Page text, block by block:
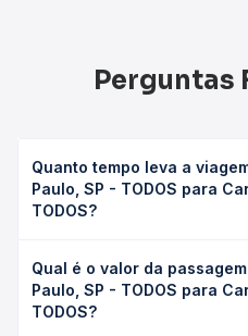
Perguntas
Quanto tempo leva a
Paulo, SP - TODOS para
TODOS?
Carmo da Mata, MG - TODOS
podendo variar conforme a
(convencional, executivo ou
Qual é o valor da
Paulo, SP - TODOS para
TODOS?